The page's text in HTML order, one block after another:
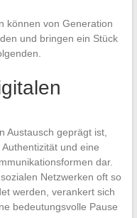
können von Generation
und bringen ein Stück
Austausch geprägt ist,
und eine
dar.
Netzwerken oft so
werden, verankert sich
bedeutungsvolle Pause